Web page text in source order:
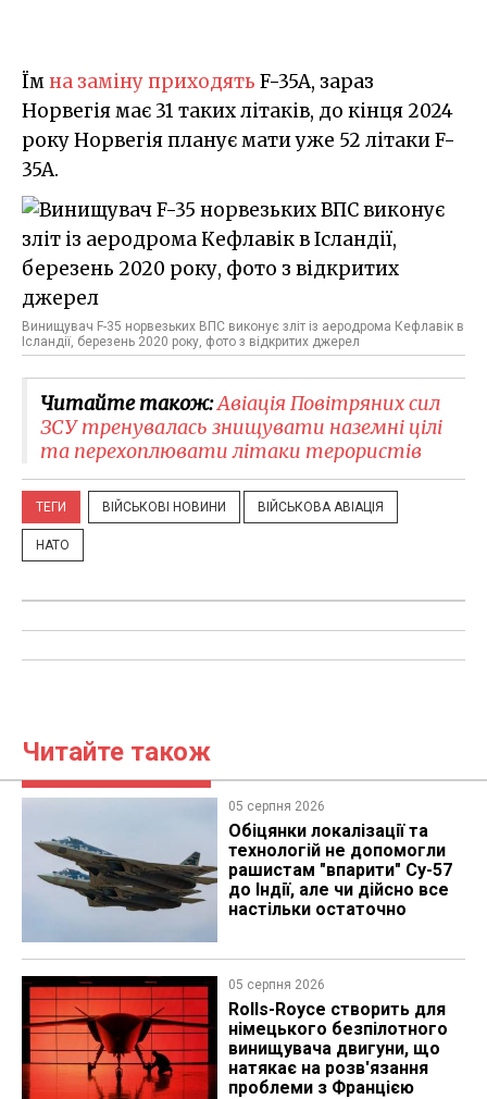
Їмна заміну приходять F-35A, зараз
Норвегія має 31 таких літаків, до кінця 2024
року Норвегія планує мати уже 52 літаки F-
35A.
Винищувач F-35 норвезьких ВПС виконує зліт із аеродрома Кефлавік в
Ісландії, березень 2020 року, фото з відкритих джерел
Читайте також:​Авіація Повітряних сил
ЗСУ тренувалась знищувати наземні цілі
та перехоплювати літаки терористів
ТЕГИ ВІЙСЬКОВІ НОВИНИ ВІЙСЬКОВА АВІАЦІЯ
НАТО
Читайте також
05 серпня 2026
Обіцянки локалізації та
технологій не допомогли
рашистам "впарити" Су-57
до Індії, але чи дійсно все
настільки остаточно
05 серпня 2026
Rolls-Royce створить для
німецького безпілотного
винищувача двигуни, що
натякає на розв'язання
проблеми з Францією